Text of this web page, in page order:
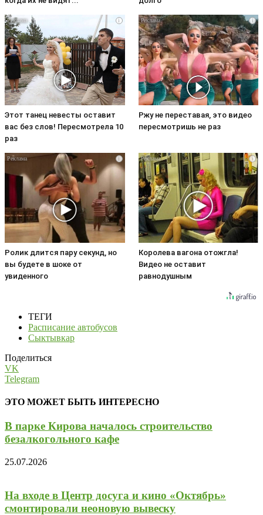
i
Этот танец невесты оставит
вас без слов! Пересмотрела 10
раз
i
Ржу не переставая, это видео
пересмотришь не раз
i
Ролик длится пару секунд, но
вы будете в шоке от
увиденного
i
Королева вагона отожгла!
Видео не оставит
равнодушным
ТЕГИ
Расписание автобусов
Сыктывкар
Поделиться
VK
Telegram
ЭТО МОЖЕТ БЫТЬ ИНТЕРЕСНО
В парке Кирова началось строительство
безалкогольного кафе
25.07.2026
На входе в Центр досуга и кино «Октябрь»
смонтировали неоновую вывеску